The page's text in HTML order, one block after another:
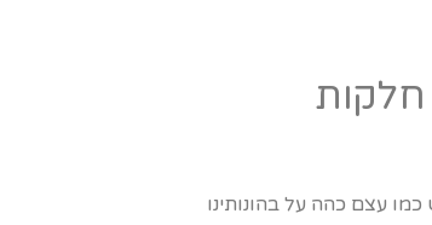
עצם כהה על בהונותינו